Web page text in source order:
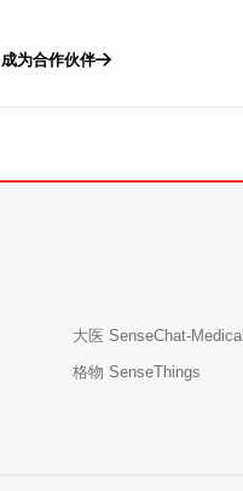
成为合作伙伴
大医 SenseChat-Medical
格物 SenseThings